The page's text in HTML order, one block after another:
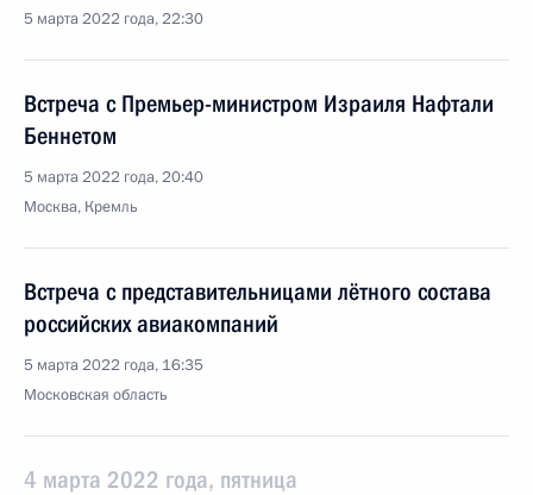
5 марта 2022 года, 22:30
Встреча с Премьер-министром Израиля Нафтали
Беннетом
5 марта 2022 года, 20:40
Москва, Кремль
Встреча с представительницами лётного состава
российских авиакомпаний
5 марта 2022 года, 16:35
Московская область
4 марта 2022 года, пятница